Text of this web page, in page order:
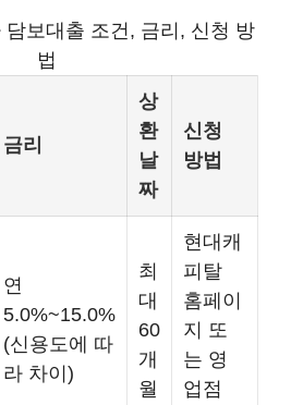
보대출 조건, 금리, 신청 방
법
금리
상
환
날
짜
신청
방법
연
5.0%~15.0%
(신용도에 따
라 차이)
최
대
60
개
월
현대캐
피탈
홈페이
지 또
는 영
업점